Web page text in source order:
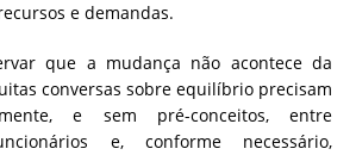
e demandas.
que a mudança não acontece da
conversas sobre equilíbrio precisam
e sem pré-conceitos, entre
e, conforme necessário,